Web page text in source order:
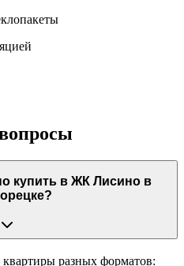
купить в ЖК Лисино в
разных форматов: